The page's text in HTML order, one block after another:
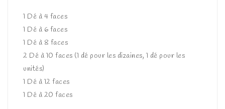
1 Dé à 4 faces
1 Dé à 6 faces
1 Dé à 8 faces
2 Dé à 10 faces (1 dé pour les dizaines, 1 dé pour les
unités)
1 Dé à 12 faces
1 Dé à 20 faces